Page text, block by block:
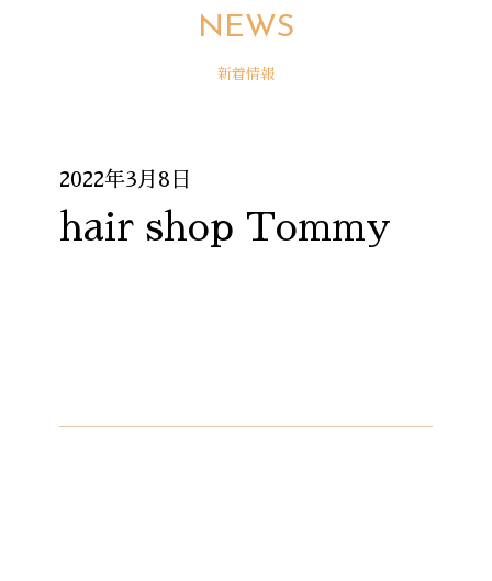
NEWS
新着情報
2022年3月8日
hair shop Tommy